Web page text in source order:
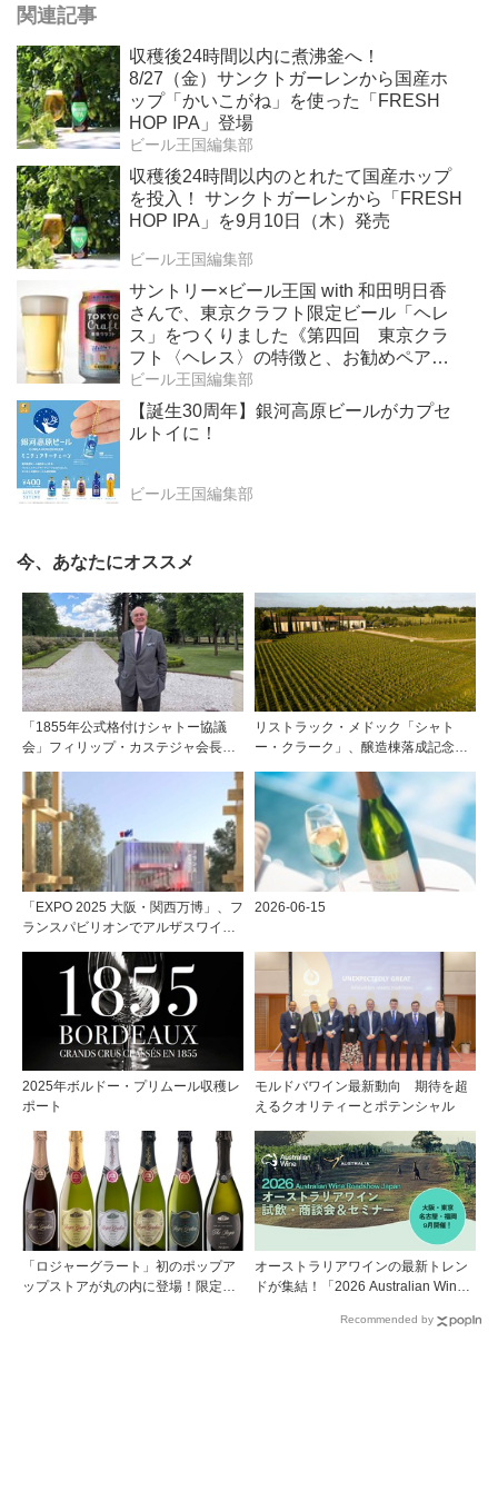
関連記事
収穫後24時間以内に煮沸釜へ！
8/27（金）サンクトガーレンから国産ホ
ップ「かいこがね」を使った「FRESH
HOP IPA」登場
ビール王国編集部
収穫後24時間以内のとれたて国産ホップ
を投入！ サンクトガーレンから「FRESH
HOP IPA」を9月10日（木）発売
ビール王国編集部
サントリー×ビール王国 with 和田明日香
さんで、東京クラフト限定ビール「ヘレ
ス」をつくりました《第四回 東京クラ
フト〈ヘレス〉の特徴と、お勧めペアリ
ング》
ビール王国編集部
【誕生30周年】銀河高原ビールがカプセ
ルトイに！
ビール王国編集部
今、あなたにオススメ
「1855年公式格付けシャトー協議
会」フィリップ・カステジャ会長イ
1855年格付け、170年目の再評価
リストラック・メドック「シャト
ー・クラーク」、醸造棟落成記念夕
「EXPO 2025 大阪・関西万博」、フ
ランスパビリオンでアルザスワイン
2026-06-15
2025年ボルドー・プリムール収穫レ
ポート
モルドバワイン最新動向 期待を超
えるクオリティーとポテンシャル
「ロジャーグラート」初のポップア
ップストアが丸の内に登場！限定キ
オーストラリアワインの最新トレン
ドが集結！「2026 Australian Wine
Recommended by